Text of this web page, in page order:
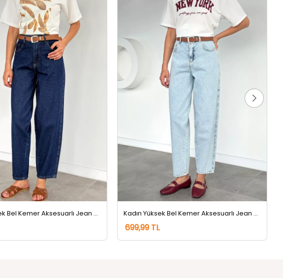
Kadın Yüksek Bel Kemer Aksesuarlı Jean Kot Pantolon Lacivert
699,99 TL